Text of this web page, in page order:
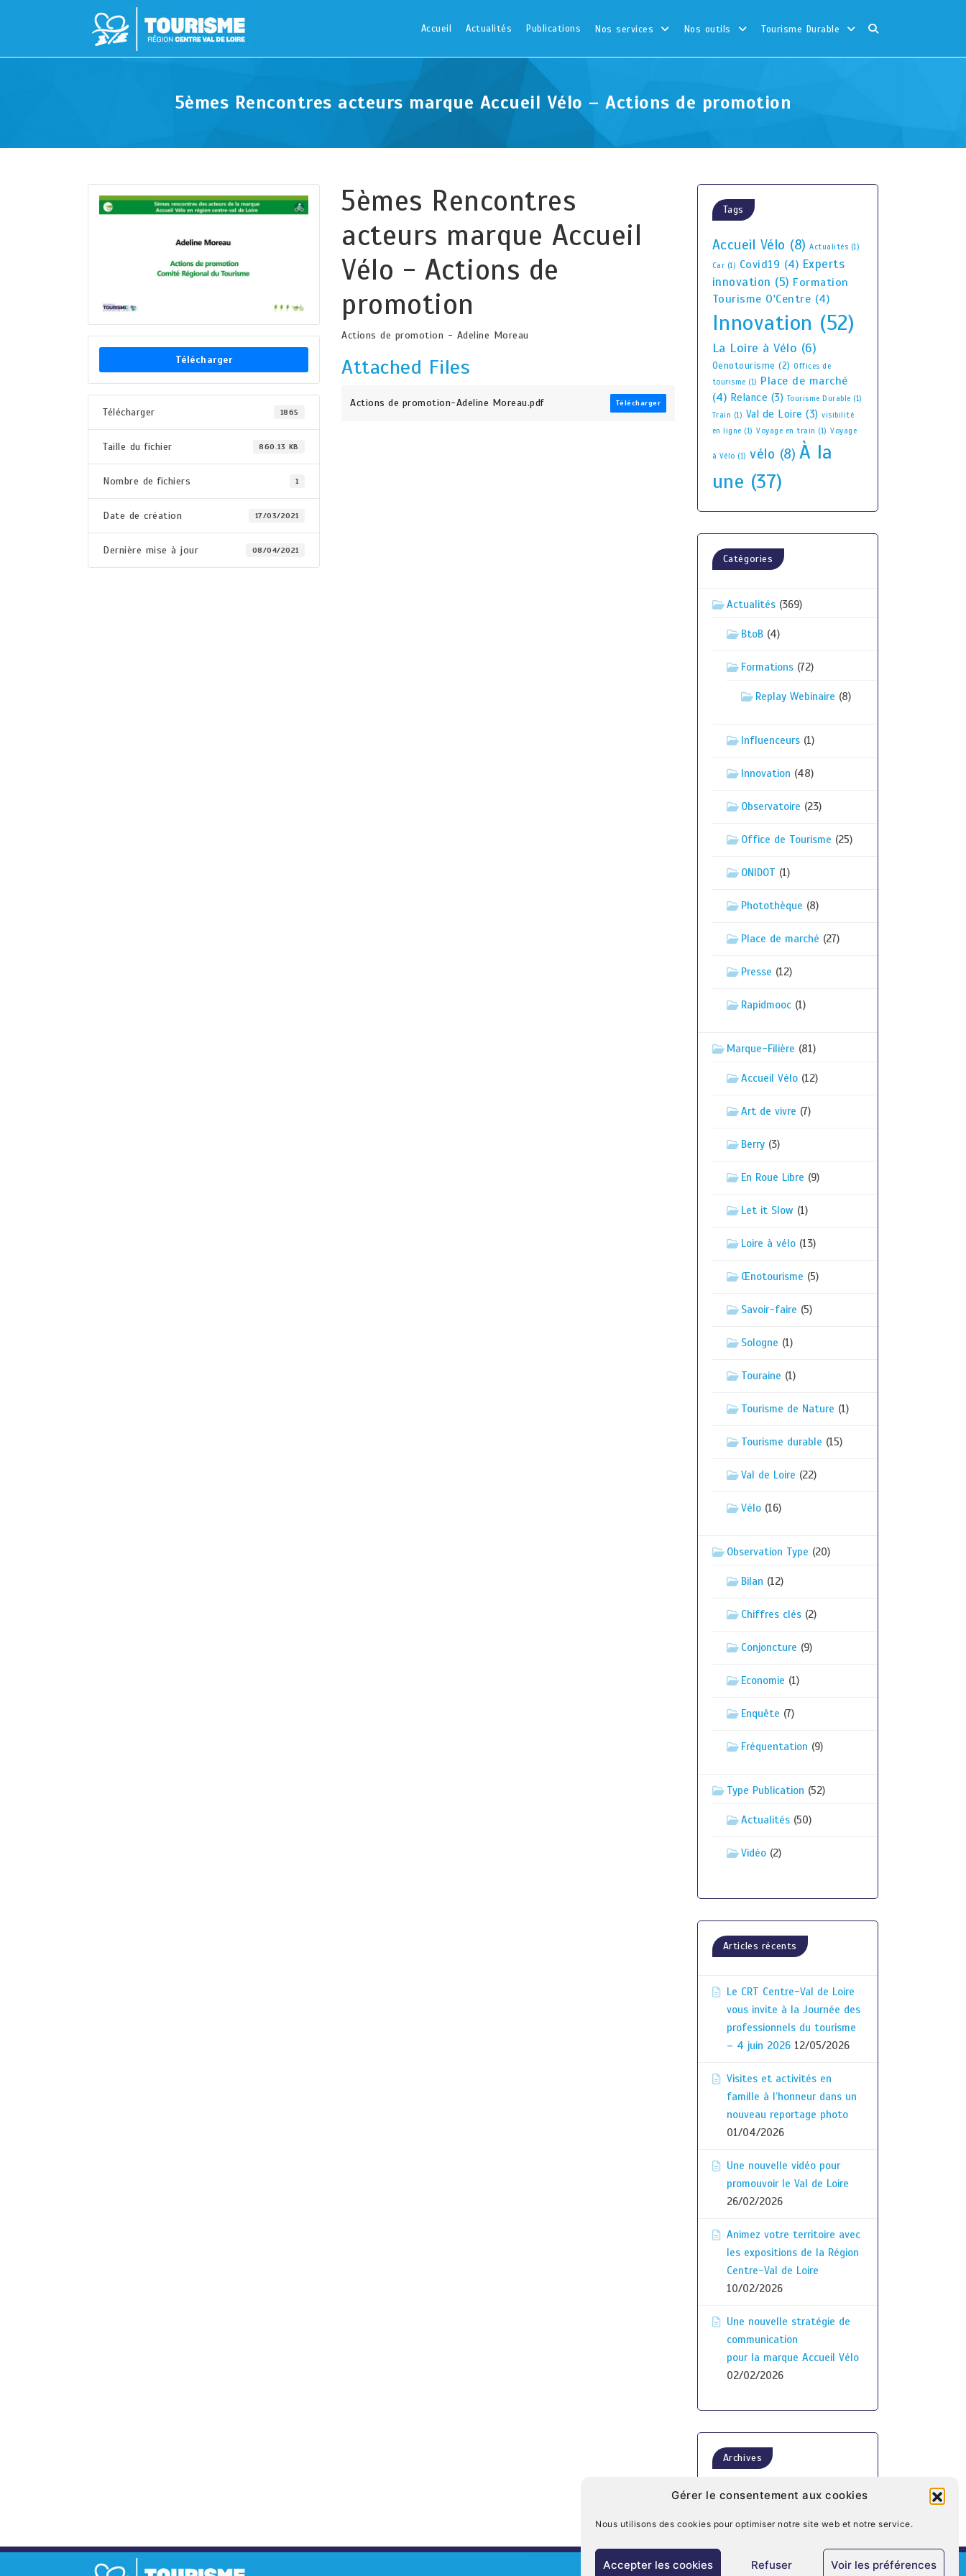
Gérer le consentement aux cookies
Nous utilisons des cookies pour optimiser notre site web et notre service.
Accepter les cookies Refuser Voir les préférences
Accueil Actualités Publications Nos services Nos outils Tourisme Durable
5èmes Rencontres acteurs marque Accueil Vélo – Actions de promotion
Télécharger
Télécharger 1865
Taille du fichier 860.13 KB
Nombre de fichiers 1
Date de création 17/03/2021
Dernière mise à jour 08/04/2021
5èmes Rencontres
acteurs marque Accueil
Vélo - Actions de
promotion
Actions de promotion - Adeline Moreau
Attached Files
Actions de promotion-Adeline Moreau.pdf Télécharger
Tags
Accueil Vélo (8) Actualités (1)
Car (1) Covid19 (4) Experts
innovation (5) Formation
Tourisme O'Centre (4)
Innovation (52)
La Loire à Vélo (6)
Oenotourisme (2) Offices de
tourisme (1) Place de marché
(4) Relance (3) Tourisme Durable (1)
Train (1) Val de Loire (3) visibilité
en ligne (1) Voyage en train (1) Voyage
à Vélo (1) vélo (8) À la
une (37)
Catégories
Actualités(369)
BtoB(4)
Formations(72)
Replay Webinaire (8)
Influenceurs(1)
Innovation (48)
Observatoire (23)
Office de Tourisme (25)
ONIDOT (1)
Photothèque (8)
Place de marché (27)
Presse (12)
Rapidmooc(1)
Marque-Filière (81)
Accueil Vélo(12)
Art de vivre (7)
Berry(3)
En Roue Libre (9)
Let it Slow (1)
Loire à vélo(13)
Œnotourisme (5)
Savoir-faire (5)
Sologne (1)
Touraine (1)
Tourisme de Nature (1)
Tourisme durable (15)
Val de Loire (22)
Vélo(16)
Observation Type (20)
Bilan (12)
Chiffres clés(2)
Conjoncture (9)
Economie (1)
Enquête (7)
Fréquentation (9)
Type Publication (52)
Actualités(50)
Vidéo(2)
Articles récents
Le CRT Centre-Val de Loire
vous invite à la Journée des
professionnels du tourisme
– 4 juin 2026 12/05/2026
Visites et activités en
famille à l’honneur dans un
nouveau reportage photo
01/04/2026
Une nouvelle vidéo pour
promouvoir le Val de Loire
26/02/2026
Animez votre territoire avec
les expositions de la Région
Centre-Val de Loire
10/02/2026
Une nouvelle stratégie de
communication
pour la marque Accueil Vélo
02/02/2026
Archives